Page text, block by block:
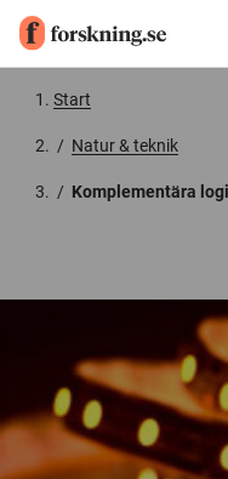
Start
/ Natur & teknik
/ Komplementära